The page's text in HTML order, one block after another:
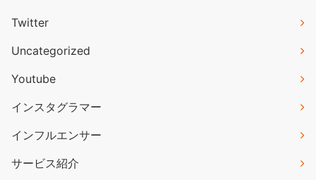
Twitter
Uncategorized
Youtube
インスタグラマー
インフルエンサー
サービス紹介